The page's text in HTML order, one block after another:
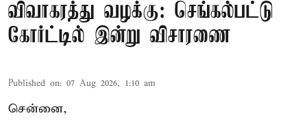
விவாகரத்து வழக்கு: செங்கல்பட்டு
கோர்ட்டில் இன்று விசாரணை
Published on: 07 Aug 2026, 1:10 am
சென்னை,